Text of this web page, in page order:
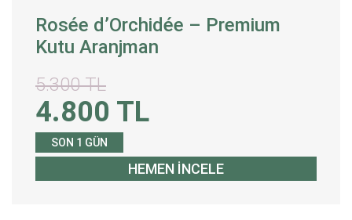
Rosée d’Orchidée – Premium
Kutu Aranjman
5.300 TL
4.800 TL
SON 1 GÜN
HEMEN İNCELE